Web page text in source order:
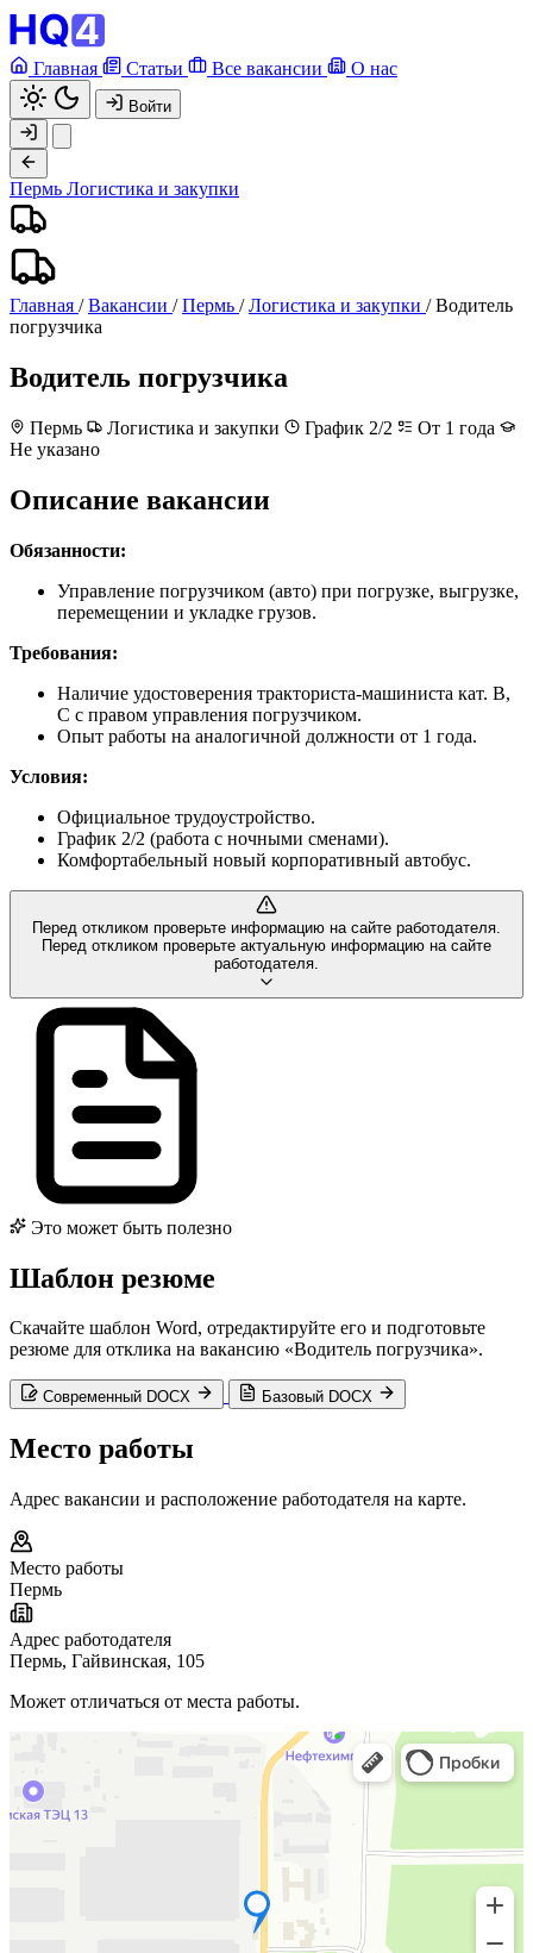
Главная Статьи Все вакансии О нас
Войти
Пермь Логистика и закупки
Главная / Вакансии / Пермь / Логистика и закупки / Водитель
погрузчика
Водитель погрузчика
Пермь Логистика и закупки График 2/2
От 1 года
Не указано
Описание вакансии
Обязанности:
Управление погрузчиком (авто) при погрузке, выгрузке,
перемещении и укладке грузов.
Требования:
Наличие удостоверения тракториста-машиниста кат. В,
С с правом управления погрузчиком.
Опыт работы на аналогичной должности от 1 года.
Условия:
Официальное трудоустройство.
График 2/2 (работа с ночными сменами).
Комфортабельный новый корпоративный автобус.
Перед откликом проверьте информацию на сайте работодателя.
Перед откликом проверьте актуальную информацию на сайте
работодателя.
Это может быть полезно
Шаблон резюме
Скачайте шаблон Word, отредактируйте его и подготовьте
резюме для отклика на вакансию «Водитель погрузчика».
Современный DOCX Базовый DOCX
Место работы
Адрес вакансии и расположение работодателя на карте.
Место работы
Пермь
Адрес работодателя
Пермь, Гайвинская, 105
Может отличаться от места работы.